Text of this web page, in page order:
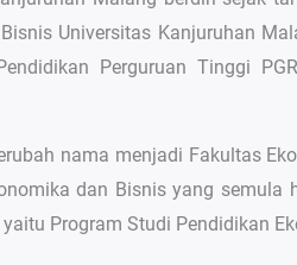
Universitas Kanjuruhan
Perguruan Tinggi
nama menjadi Fakultas
dan Bisnis yang
Program Studi Pendidikan